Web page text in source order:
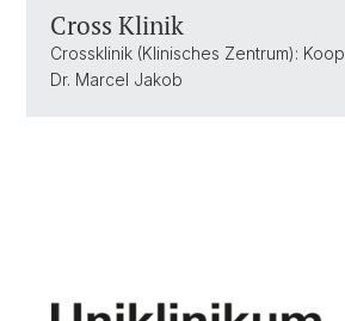
Cross Klinik
Crossklinik (Klinisches Zentrum):
Dr. Marcel Jakob